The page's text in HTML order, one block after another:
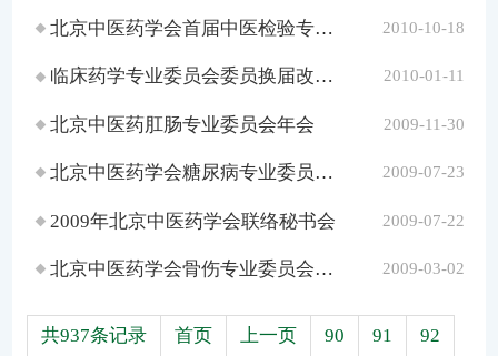
2010-10-18
北京中医药学会首届中医检验专业委员会成立会议纪要
2010-01-11
临床药学专业委员会委员换届改选会议
2009-11-30
北京中医药肛肠专业委员会年会
2009-07-23
北京中医药学会糖尿病专业委员会换届改选
2009-07-22
2009年北京中医药学会联络秘书会
2009-03-02
北京中医药学会骨伤专业委员会换届暨学术交流会
共937条记录 首页 上一页 90 91 92